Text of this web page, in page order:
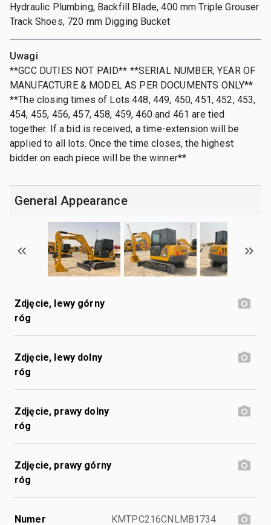
Hydraulic Plumbing, Backfill Blade, 400 mm Triple Grouser
Track Shoes, 720 mm Digging Bucket
Uwagi
**GCC DUTIES NOT PAID** **SERIAL NUMBER, YEAR OF
MANUFACTURE & MODEL AS PER DOCUMENTS ONLY**
**The closing times of Lots 448, 449, 450, 451, 452, 453,
454, 455, 456, 457, 458, 459, 460 and 461 are tied
together. If a bid is received, a time-extension will be
applied to all lots. Once the time closes, the highest
bidder on each piece will be the winner**
General Appearance
Zdjęcie, lewy górny
róg
Zdjęcie, lewy dolny
róg
Zdjęcie, prawy dolny
róg
Zdjęcie, prawy górny
róg
Numer
KMTPC216CNLMB1734